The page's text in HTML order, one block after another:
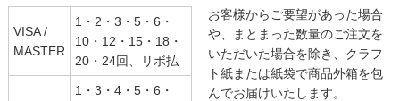
VISA /
MASTER
1・2・3・5・6・
10・12・15・18・
20・24回、リボ払
1・3・4・5・6・
お客様からご要望があった場合
や、まとまった数量のご注文を
いただいた場合を除き、クラフ
ト紙または紙袋で商品外箱を包
んでお届けいたします。